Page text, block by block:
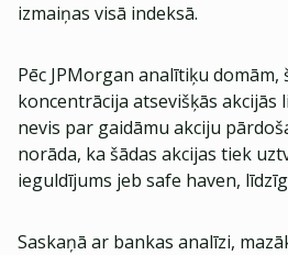
izmaiņas visā indeksā.
Pēc JPMorgan analītiķu
koncentrācija atsevišķās akcijās
nevis par gaidāmu akciju
norāda, ka šādas akcijas tiek
ieguldījums jeb safe haven,
Saskaņā ar bankas analīzi,